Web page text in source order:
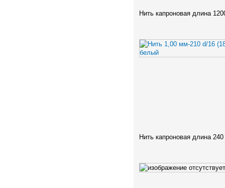
Нить капроновая длина
Нить капроновая длина